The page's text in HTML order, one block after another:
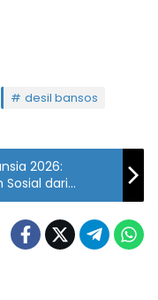
desil bansos
2026:
Sosial dari